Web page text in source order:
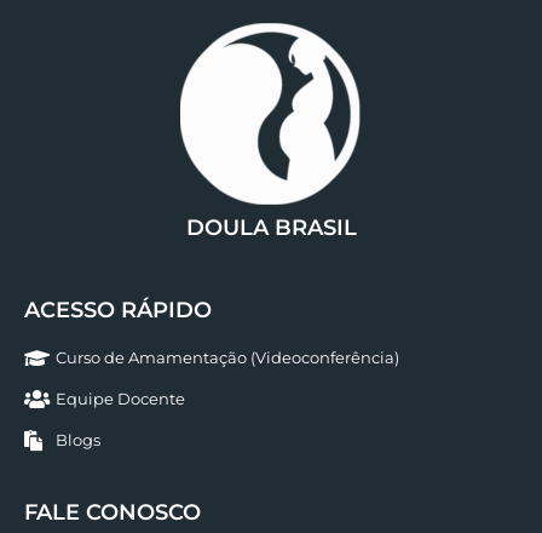
DOULA BRASIL
ACESSO RÁPIDO
Curso de Amamentação (Videoconferência)
Equipe Docente
Blogs
FALE CONOSCO